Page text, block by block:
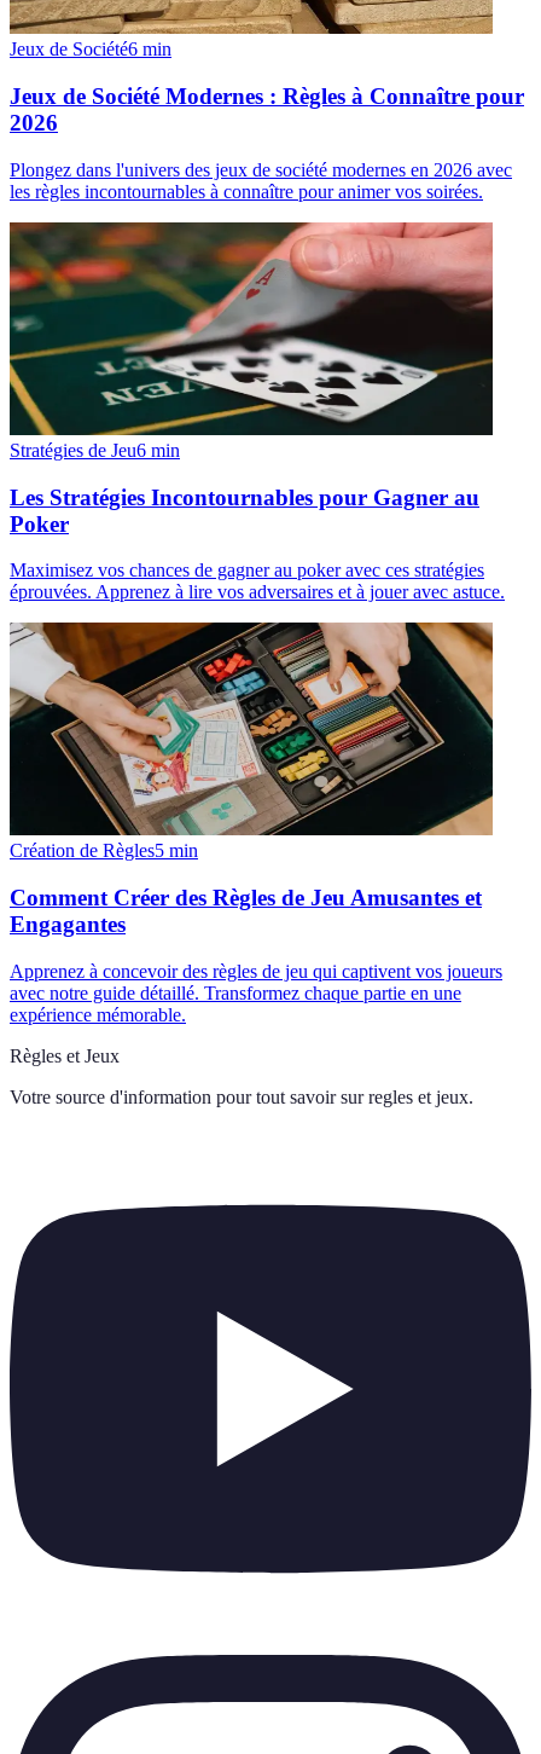
Jeux de Société6 min
Jeux de Société Modernes : Règles à Connaître pour
2026
Plongez dans l'univers des jeux de société modernes en 2026 avec
les règles incontournables à connaître pour animer vos soirées.
Stratégies de Jeu6 min
Les Stratégies Incontournables pour Gagner au
Poker
Maximisez vos chances de gagner au poker avec ces stratégies
éprouvées. Apprenez à lire vos adversaires et à jouer avec astuce.
Création de Règles5 min
Comment Créer des Règles de Jeu Amusantes et
Engagantes
Apprenez à concevoir des règles de jeu qui captivent vos joueurs
avec notre guide détaillé. Transformez chaque partie en une
expérience mémorable.
Règles et Jeux
Votre source d'information pour tout savoir sur regles et jeux.